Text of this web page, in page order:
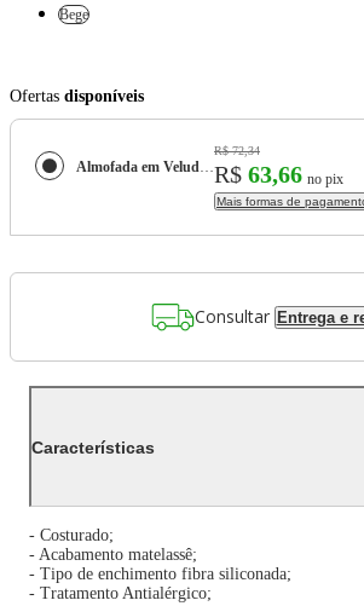
Bege
Ofertas disponíveis
Almofada em Veludo Zig Zag Bege
R$ 72,34
R$ 63,66 no pix
Mais formas de
Consultar Entrega e
Características
- Costurado;
- Acabamento matelassê;
- Tipo de enchimento fibra siliconada;
- Tratamento Antialérgico;